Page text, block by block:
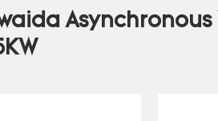
Asynchronous